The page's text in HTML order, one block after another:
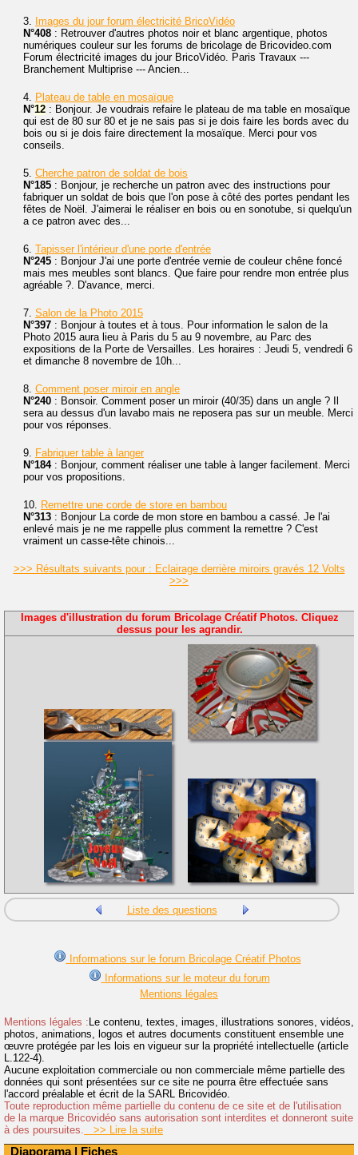
Diaporama| Fiches
3. Images du jour forum électricité BricoVidéo
N°408 : Retrouver d'autres photos noir et blanc argentique, photos
numériques couleur sur les forums de bricolage de Bricovideo.com
Forum électricité images du jour BricoVidéo. Paris Travaux ---
Branchement Multiprise --- Ancien...
4. Plateau de table en mosaïque
N°12 : Bonjour. Je voudrais refaire le plateau de ma table en mosaïque
qui est de 80 sur 80 et je ne sais pas si je dois faire les bords avec du
bois ou si je dois faire directement la mosaïque. Merci pour vos
conseils.
5. Cherche patron de soldat de bois
N°185 : Bonjour, je recherche un patron avec des instructions pour
fabriquer un soldat de bois que l'on pose à côté des portes pendant les
fêtes de Noël. J'aimerai le réaliser en bois ou en sonotube, si quelqu'un
a ce patron avec des...
6. Tapisser l'intérieur d'une porte d'entrée
N°245 : Bonjour J'ai une porte d'entrée vernie de couleur chêne foncé
mais mes meubles sont blancs. Que faire pour rendre mon entrée plus
agréable ?. D'avance, merci.
7. Salon de la Photo 2015
N°397 : Bonjour à toutes et à tous. Pour information le salon de la
Photo 2015 aura lieu à Paris du 5 au 9 novembre, au Parc des
expositions de la Porte de Versailles. Les horaires : Jeudi 5, vendredi 6
et dimanche 8 novembre de 10h...
8. Comment poser miroir en angle
N°240 : Bonsoir. Comment poser un miroir (40/35) dans un angle ? Il
sera au dessus d'un lavabo mais ne reposera pas sur un meuble. Merci
pour vos réponses.
9. Fabriquer table à langer
N°184: Bonjour, comment réaliser une table à langer facilement. Merci
pour vos propositions.
10. Remettre une corde de store en bambou
N°313 : Bonjour La corde de mon store en bambou a cassé. Je l'ai
enlevé mais je ne me rappelle plus comment la remettre ? C'est
vraiment un casse-tête chinois...
>>> Résultats suivants pour : Eclairage derrière miroirs gravés 12 Volts
>>>
Images d'illustration du forum Bricolage Créatif Photos. Cliquez
dessus pour les agrandir.
Liste des questions
Informations sur le forum Bricolage Créatif Photos
Informations sur le moteur du forum
Mentions légales
Mentions légales : Le contenu, textes, images, illustrations sonores, vidéos,
photos, animations, logos et autres documents constituent ensemble une
œuvre protégée par les lois en vigueur sur la propriété intellectuelle (article
L.122-4).
Aucune exploitation commerciale ou non commerciale même partielle des
données qui sont présentées sur ce site ne pourra être effectuée sans
l'accord préalable et écrit de la SARL Bricovidéo.
Toute reproduction même partielle du contenu de ce site et de l'utilisation
de la marque Bricovidéo sans autorisation sont interdites et donneront suite
à des poursuites.
>> Lire la suite